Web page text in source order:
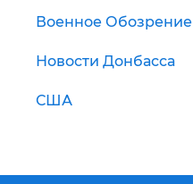
Военное Обозрение
Новости Донбасса
США